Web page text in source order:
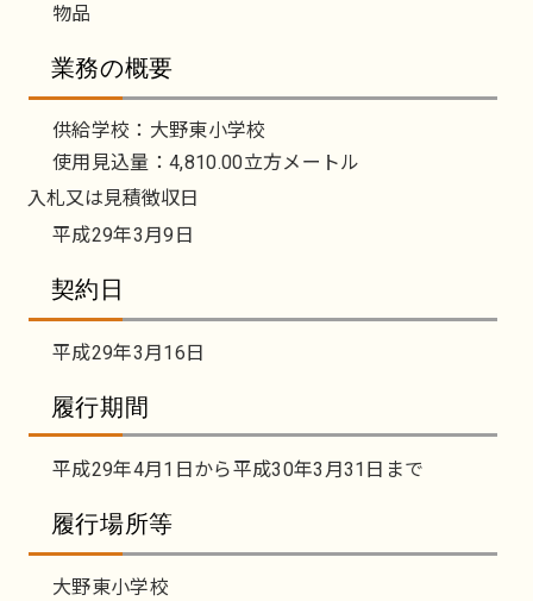
物品
業務の概要
供給学校：大野東小学校
使用見込量：4,810.00立方メートル
入札又は見積徴収日
平成29年3月9日
契約日
平成29年3月16日
履行期間
平成29年4月1日から平成30年3月31日まで
履行場所等
大野東小学校